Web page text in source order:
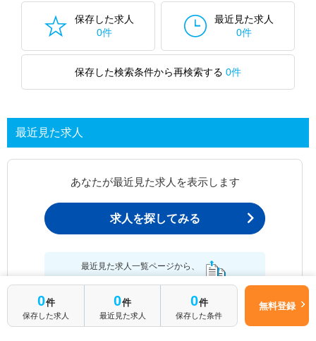
保存した求人
0件
最近見た求人
0件
保存した検索条件から再検索する 0件
最近見た求人
あなたが最近見た求人を表示します
求人を探してみる
最近見た求人一覧ページから、
0件
保存した求人
0件
最近見た求人
0件
保存した条件
無料登録